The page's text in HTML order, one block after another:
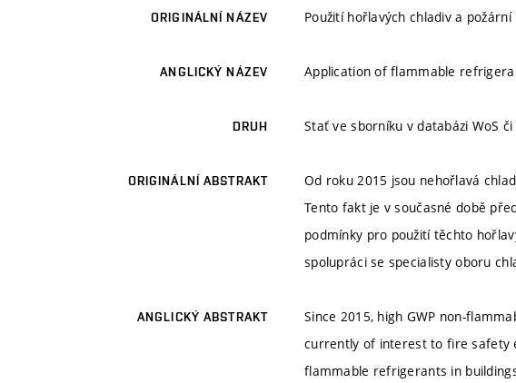
ORIGINÁLNÍ NÁZEV Použití hořlavých chladiv a
ANGLICKÝ NÁZEV Application of flammable
DRUH Stať ve sborníku v databázi WoS či
ORIGINÁLNÍ ABSTRAKT
Od roku 2015 jsou nehořlavá
Tento fakt je v současné době
podmínky pro použití těchto
spolupráci se specialisty oboru
ANGLICKÝ ABSTRAKT
Since 2015, high GWP non-
currently of interest to fire safety
flammable refrigerants in